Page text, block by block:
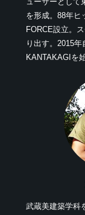
を形成。88年ヒ
FORCE設立。
り出す。2015
KANTAKAGIを始
武蔵美建築学科